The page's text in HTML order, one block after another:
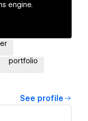
engine.
portfolio
See profile